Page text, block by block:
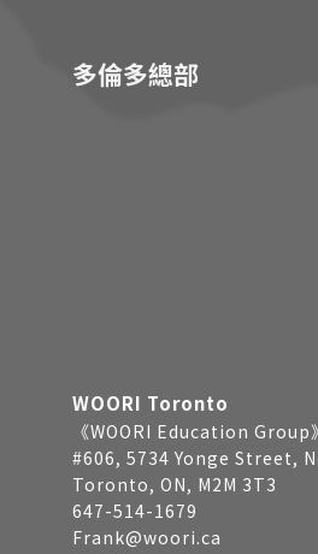
多倫多總部
WOORI Toronto
《WOORI Education Group》
#606, 5734 Yonge Street,
Toronto, ON, M2M 3T3
647-514-1679
Frank@woori.ca